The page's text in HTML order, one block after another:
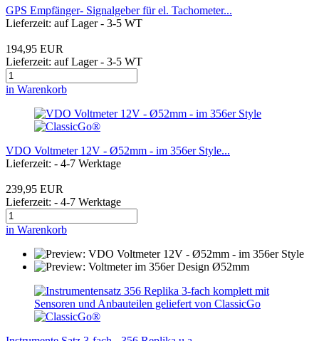
GPS Empfänger- Signalgeber für el. Tachometer...
Lieferzeit: auf Lager - 3-5 WT
194,95 EUR
Lieferzeit: auf Lager - 3-5 WT
in Warenkorb
VDO Voltmeter 12V - Ø52mm - im 356er Style...
Lieferzeit: - 4-7 Werktage
239,95 EUR
Lieferzeit: - 4-7 Werktage
in Warenkorb